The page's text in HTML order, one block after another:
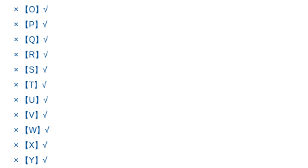
× 【O】√
× 【P】√
× 【Q】√
× 【R】√
× 【S】√
× 【T】√
× 【U】√
× 【V】√
× 【W】√
× 【X】√
× 【Y】√